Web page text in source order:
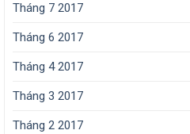
Tháng 7 2017
Tháng 6 2017
Tháng 4 2017
Tháng 3 2017
Tháng 2 2017